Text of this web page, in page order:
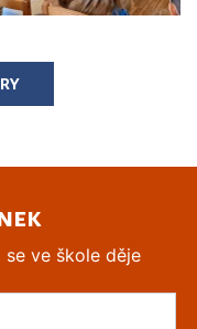
ve škole děje